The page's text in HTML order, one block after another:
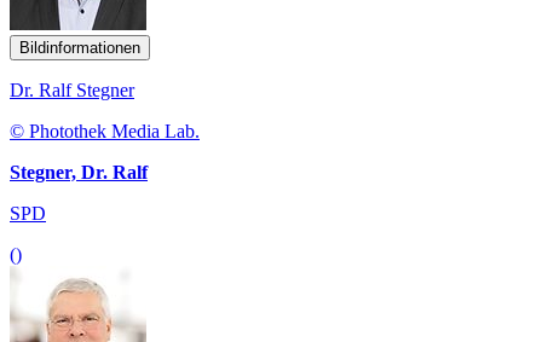
Bildinformationen
Dr. Ralf Stegner
© Photothek Media Lab.
Stegner, Dr. Ralf
SPD
()